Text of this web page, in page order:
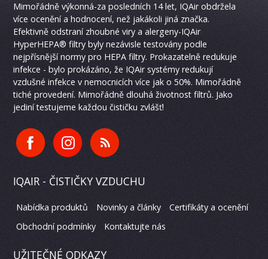
Mimořádně výkonná-za posledních 14 let, IQAir obdržela
více ocenění a hodnocení, než jakákoli jiná značka.
Efektivně odstraní zhoubné viry a alergeny-IQAir
HyperHEPA® filtry byly nezávisle testovány podle
nejpřísnější normy pro HEPA filtry. Prokazatelně redukuje
infekce - bylo prokázáno, že IQAir systémy redukují
vzdušné infekce v nemocnicích více jak o 50%. Mimořádně
tiché provedení. Mimořádně dlouhá životnost filtrů. Jako
jediní testujeme každou čističku zvlášť!
IQAIR - ČISTIČKY VZDUCHU
Nabídka produktů Novinky a články
Certifikáty a ocenění
Obchodní podmínky
Kontaktujte nás
UŽITEČNÉ ODKAZY